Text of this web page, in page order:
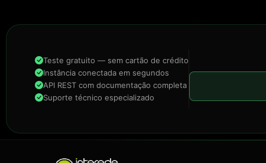
Teste gratuito — sem cartão de crédito
Instância conectada em segundos
API REST com documentação completa
Suporte técnico especializado